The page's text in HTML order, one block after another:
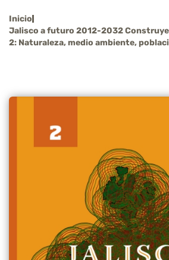
Inicio
Jalisco a futuro 2012-2032
2: Naturaleza, medio ambiente,